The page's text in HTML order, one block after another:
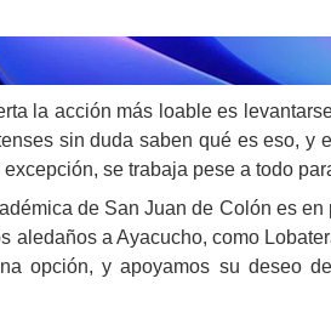
la acción más loable es
sin duda saben qué es eso,
se trabaja pese a todo
de San Juan de Colón es
aledaños a Ayacucho, como
opción, y apoyamos su deseo